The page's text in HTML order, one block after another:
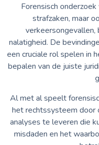
Forensisch
strafzaken, maar
verkeersongevallen,
nalatigheid. De
een cruciale rol spelen in
bepalen van de juiste
Al met al speelt
het rechtssysteem door
analyses te leveren die
misdaden en het